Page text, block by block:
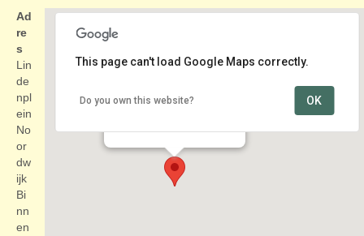
Centrum
This page can't load Google Maps correctly.
Do you own this website? OK
Ad
re
s
Lin
de
npl
ein
No
or
dw
ijk
Bi
nn
en